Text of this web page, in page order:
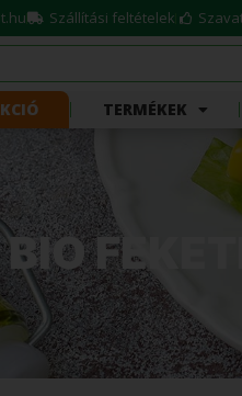
Szállítási feltételek
TERMÉKEK